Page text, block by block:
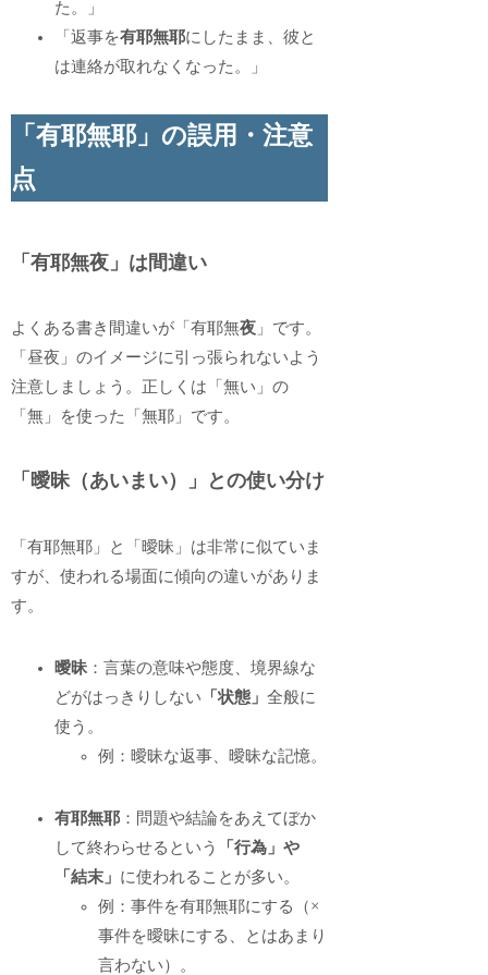
た。」
「返事を有耶無耶にしたまま、彼と
は連絡が取れなくなった。」
「有耶無耶」の誤用・注意
点
「有耶無夜」は間違い
よくある書き間違いが「有耶無夜 」です。
「昼夜」のイメージに引っ張られないよう
注意しましょう。正しくは「無い」の
「無」を使った「無耶」です。
「曖昧（あいまい）」との使い分け
「有耶無耶」と「曖昧」は非常に似ていま
すが、使われる場面に傾向の違いがありま
す。
曖昧 ：言葉の意味や態度、境界線な
どがはっきりしない 「状態」全般に
使う。
例：曖昧な返事、曖昧な記憶。
有耶無耶 ：問題や結論をあえてぼか
して終わらせるという
「行為」や
「結末」 に使われることが多い。
例：事件を有耶無耶にする（×
事件を曖昧にする、とはあまり
言わない）。